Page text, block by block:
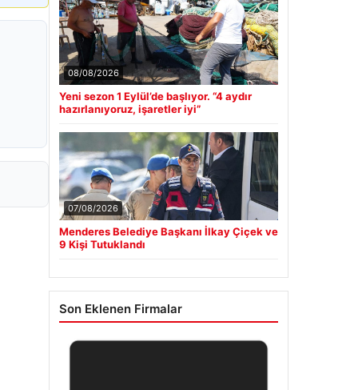
08/08/2026
Yeni sezon 1 Eylül’de başlıyor. “4 aydır
hazırlanıyoruz, işaretler iyi”
07/08/2026
Menderes Belediye Başkanı İlkay Çiçek ve
9 Kişi Tutuklandı
Son Eklenen Firmalar